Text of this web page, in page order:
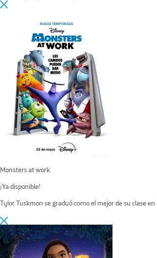
Monsters at work
¡Ya disponible!
Tylor Tuskmon se graduó como el mejor de su clase